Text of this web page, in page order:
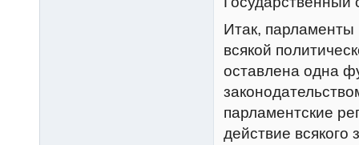
Итак,
всякой
оставлена одна
парламентские
действие всякого